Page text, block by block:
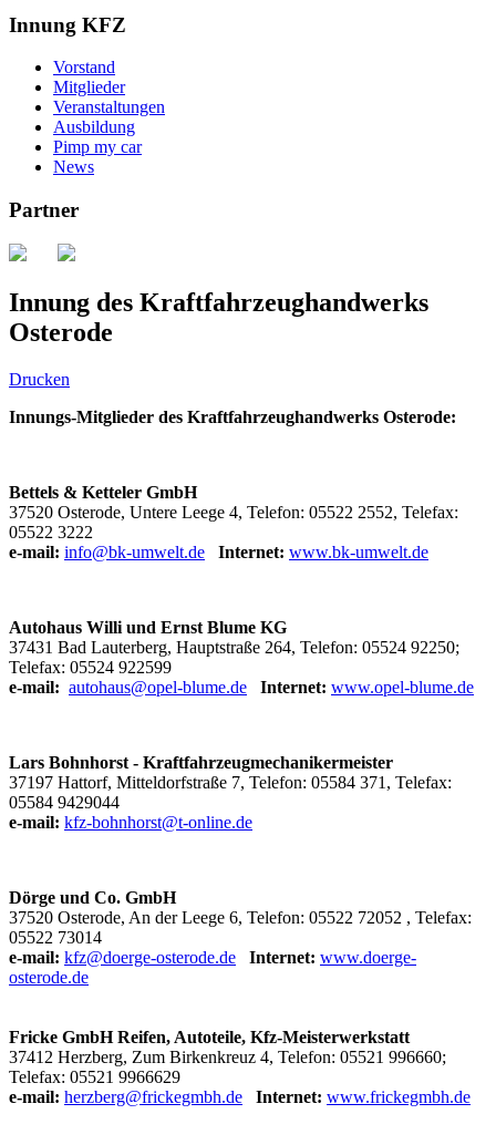
Innung KFZ
Vorstand
Mitglieder
Veranstaltungen
Ausbildung
Pimp my car
News
Partner
Innung des Kraftfahrzeughandwerks
Osterode
Drucken
Innungs-Mitglieder des Kraftfahrzeughandwerks Osterode:
Bettels & Ketteler GmbH
37520 Osterode, Untere Leege 4, Telefon: 05522 2552, Telefax:
05522 3222
e-mail: info@bk-umwelt.de Internet: www.bk-umwelt.de
Autohaus Willi und Ernst Blume KG
37431 Bad Lauterberg, Hauptstraße 264, Telefon: 05524 92250;
Telefax: 05524 922599
e-mail: autohaus@opel-blume.de Internet: www.opel-blume.de
Lars Bohnhorst - Kraftfahrzeugmechanikermeister
37197 Hattorf, Mitteldorfstraße 7, Telefon: 05584 371, Telefax:
05584 9429044
e-mail: kfz-bohnhorst@t-online.de
Dörge und Co. GmbH
37520 Osterode, An der Leege 6, Telefon: 05522 72052 , Telefax:
05522 73014
e-mail: kfz@doerge-osterode.de Internet: www.doerge-
osterode.de
Fricke GmbH Reifen, Autoteile, Kfz-Meisterwerkstatt
37412 Herzberg, Zum Birkenkreuz 4, Telefon: 05521 996660;
Telefax: 05521 9966629
e-mail: herzberg@frickegmbh.de Internet: www.frickegmbh.de